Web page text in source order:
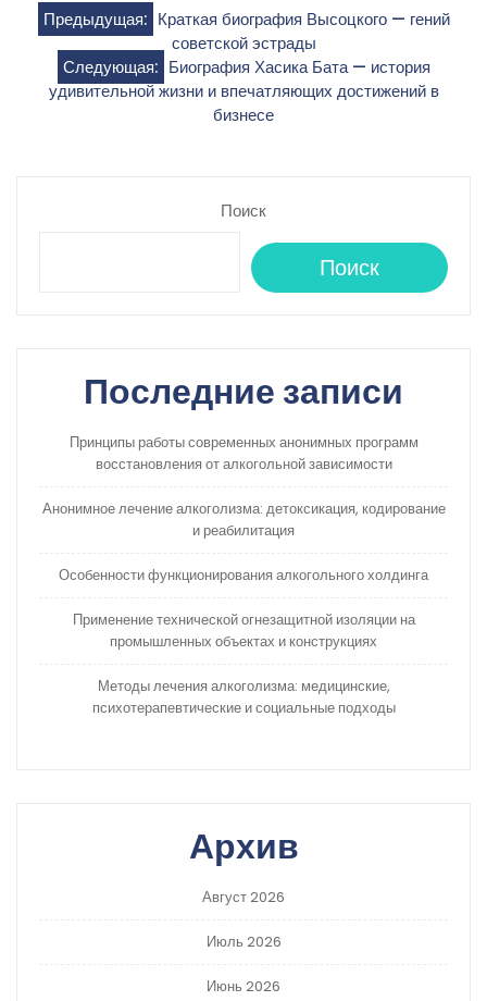
Навигация
записям
Предыдущая: Краткая биография Высоцкого — гений
советской эстрады
Следующая: Биография Хасика Бата — история
удивительной жизни и впечатляющих достижений в
бизнесе
Поиск
Поиск
Последние записи
Принципы работы современных анонимных программ
восстановления от алкогольной зависимости
Анонимное лечение алкоголизма: детоксикация, кодирование
и реабилитация
Особенности функционирования алкогольного холдинга
Применение технической огнезащитной изоляции на
промышленных объектах и конструкциях
Методы лечения алкоголизма: медицинские,
психотерапевтические и социальные подходы
Архив
Август 2026
Июль 2026
Июнь 2026